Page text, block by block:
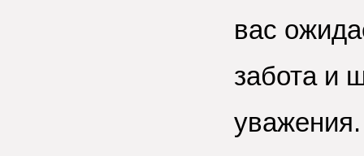
вас
забота и
уважения.